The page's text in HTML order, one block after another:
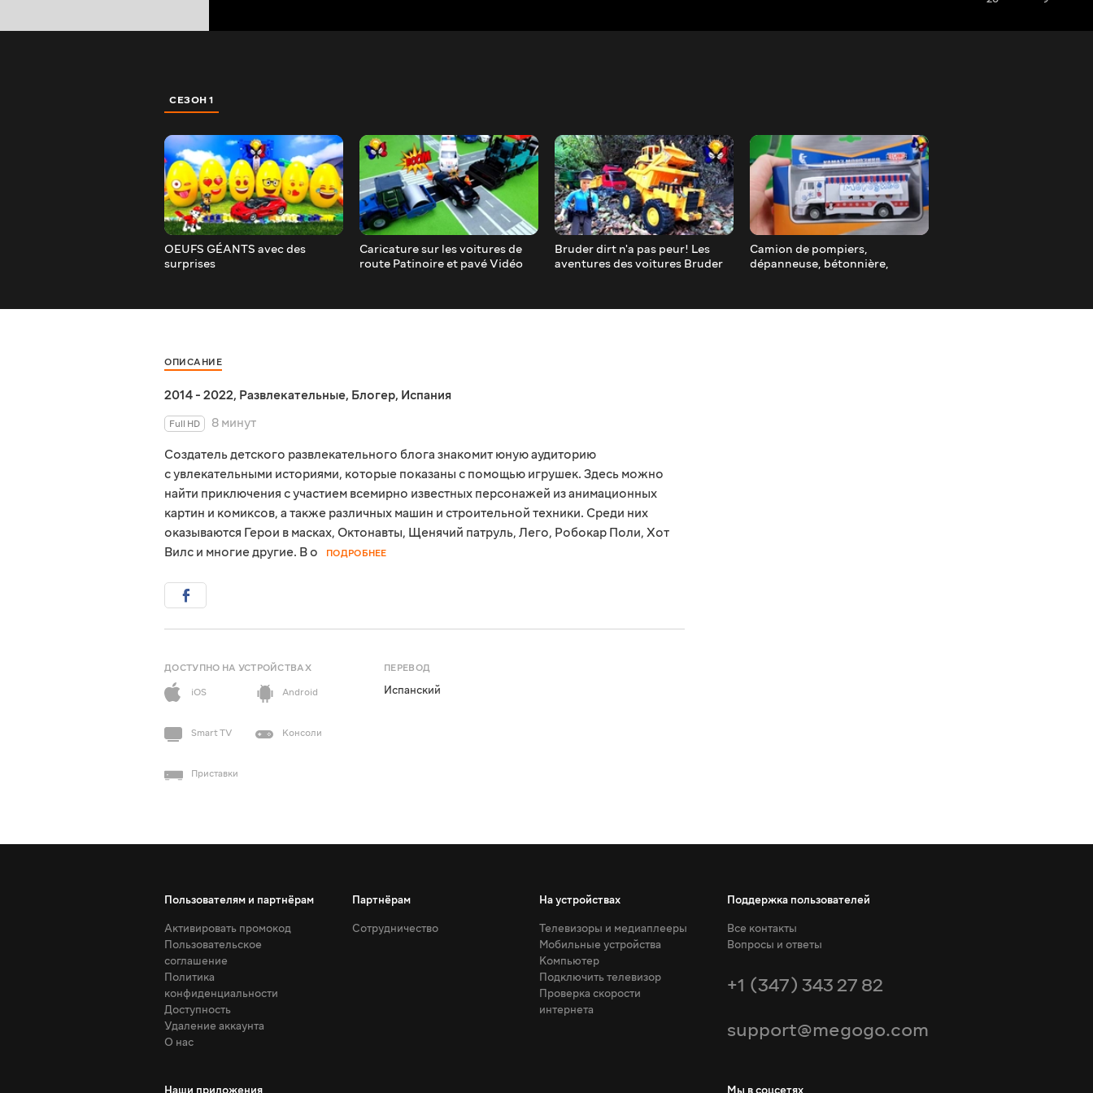
СЕЗОН 1
OEUFS GÉANTS avec des
surprises
Caricature sur les voitures de
route Patinoire et pavé Vidéo
Bruder dirt n'a pas peur! Les
aventures des voitures Bruder
Camion de pompiers,
dépanneuse, bétonnière,
ОПИСАНИЕ
2014 - 2022, Развлекательные, Блогер, Испания
Full HD
8 минут
Создатель детского развлекательного блога знакомит юную аудиторию
с увлекательными историями, которые показаны с помощью игрушек. Здесь можно
найти приключения с участием всемирно известных персонажей из анимационных
картин и комиксов, а также различных машин и строительной техники. Среди них
оказываются Герои в масках, Октонавты, Щенячий патруль, Лего, Робокар Поли, Хот
Вилс и многие другие. В о
ПОДРОБНЕЕ
ДОСТУПНО НА УСТРОЙСТВАХ
iOS
Android
Smart TV Консоли
Приставки
ПЕРЕВОД
Испанский
Пользователям и партнёрам
Активировать промокод
Пользовательское
соглашение
Политика
конфиденциальности
Доступность
Удаление аккаунта
О нас
Партнёрам
Сотрудничество
На устройствах
Телевизоры и медиаплееры
Мобильные устройства
Компьютер
Подключить телевизор
Проверка скорости
интернета
Поддержка пользователей
Все контакты
Вопросы и ответы
+1 (347) 343 27 82
support@megogo.com